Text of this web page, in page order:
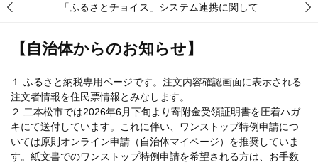
「ふるさとチョイス」システム連携に関して
【自治体からのお知らせ】
１.ふるさと納税専用ページです。注文内容確認画面に表示される
注文者情報を住民票情報とみなします。
２.二本松市では2026年6月下旬より寄附金受領証明書を圧着ハガ
キにて送付しています。これに伴い、ワンストップ特例申請につ
いては原則オンライン申請（自治体マイページ）を推奨していま
す。紙文書でのワンストップ特例申請を希望される方は、お手数